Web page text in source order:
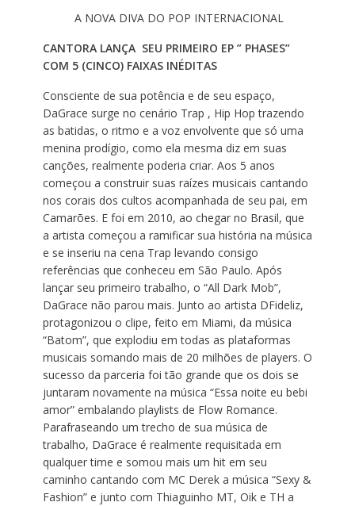
A NOVA DIVA DO POP INTERNACIONAL
CANTORA LANÇA SEU PRIMEIRO EP ” PHASES”
COM 5 (CINCO) FAIXAS INÉDITAS
Consciente de sua potência e de seu espaço,
DaGrace surge no cenário Trap , Hip Hop trazendo
as batidas, o ritmo e a voz envolvente que só uma
menina prodígio, como ela mesma diz em suas
canções, realmente poderia criar. Aos 5 anos
começou a construir suas raízes musicais cantando
nos corais dos cultos acompanhada de seu pai, em
Camarões. E foi em 2010, ao chegar no Brasil, que
a artista começou a ramificar sua história na música
e se inseriu na cena Trap levando consigo
referências que conheceu em São Paulo. Após
lançar seu primeiro trabalho, o “All Dark Mob”,
DaGrace não parou mais. Junto ao artista DFideliz,
protagonizou o clipe, feito em Miami, da música
“Batom”, que explodiu em todas as plataformas
musicais somando mais de 20 milhões de players. O
sucesso da parceria foi tão grande que os dois se
juntaram novamente na música “Essa noite eu bebi
amor” embalando playlists de Flow Romance.
Parafraseando um trecho de sua música de
trabalho, DaGrace é realmente requisitada em
qualquer time e somou mais um hit em seu
caminho cantando com MC Derek a música “Sexy &
Fashion” e junto com Thiaguinho MT, Oik e TH a